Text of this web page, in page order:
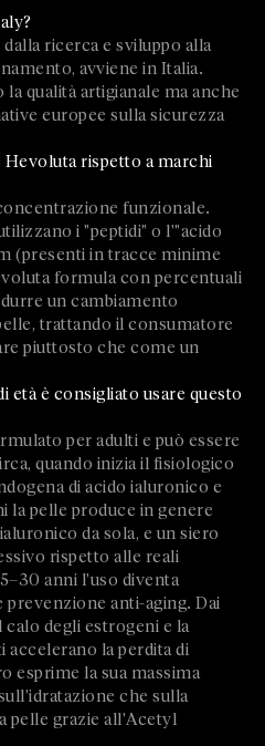
ricerca e sviluppo alla
avviene in Italia.
qualità artigianale ma anche
europee sulla sicurezza
Hevoluta rispetto a marchi
funzionale.
i "peptidi" o l'"acido
(presenti in tracce minime
formula con percentuali
un cambiamento
trattando il consumatore
piuttosto che come un
età è consigliato usare questo
per adulti e può essere
quando inizia il fisiologico
di acido ialuronico e
la pelle produce in genere
da sola, e un siero
rispetto alle reali
anni l'uso diventa
anti-aging. Dai
calo degli estrogeni e la
accelerano la perdita di
esprime la sua massima
che sulla
pelle grazie all'Acetyl